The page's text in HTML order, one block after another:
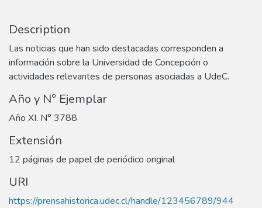
Description
Las noticias que han sido destacadas corresponden a
información sobre la Universidad de Concepción o
actividades relevantes de personas asociadas a UdeC.
Año y N° Ejemplar
Año XI. N° 3788
Extensión
12 páginas de papel de periódico original
URI
https://prensahistorica.udec.cl/handle/123456789/944